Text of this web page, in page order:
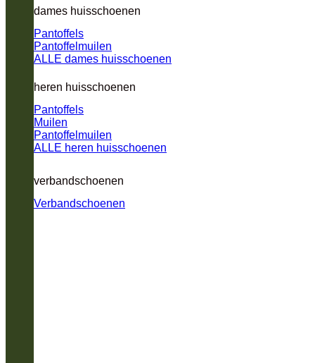
dames huisschoenen
Pantoffels
Pantoffelmuilen
ALLE dames huisschoenen
heren huisschoenen
Pantoffels
Muilen
Pantoffelmuilen
ALLE heren huisschoenen
verbandschoenen
Verbandschoenen